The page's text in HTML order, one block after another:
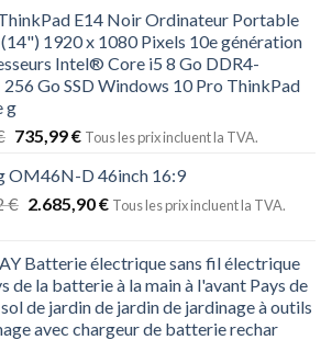
E14 Noir Ordinateur Portable
1920 x 1080 Pixels 10e génération
Intel® Core i5 8 Go DDR4-
Go SSD Windows 10 Pro ThinkPad
g
735,99€ Tous les prix incluent la TVA.
OM46N-D 46inch 16:9
€ 2.685,90€ Tous les prix incluent la TVA.
Batterie électrique sans fil électrique
de la batterie à la main à l'avant Pays de
de jardin de jardin de jardinage à outils
avec chargeur de batterie rechar